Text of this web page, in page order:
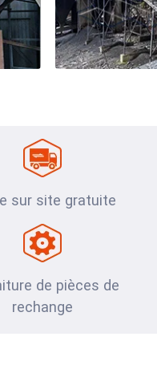
sur site gratuite
de pièces de
rechange